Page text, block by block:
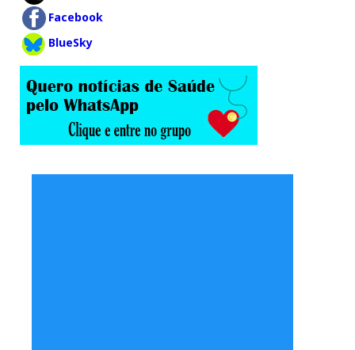
Facebook
BlueSky